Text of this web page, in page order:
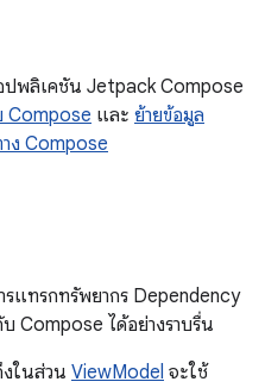
ปพลิเคชัน Jetpack Compose
Compose และ ย้ายข้อมูล
ง Compose
แทรกทรัพยากร Dependency
Compose ได้อย่างราบรื่น
ในส่วน ViewModel จะใช้